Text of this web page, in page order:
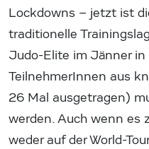
Lockdowns – jetzt ist
traditionelle
Judo-Elite im Jänner
TeilnehmerInnen aus
26 Mal ausgetragen)
werden. Auch wenn es
weder auf der World-